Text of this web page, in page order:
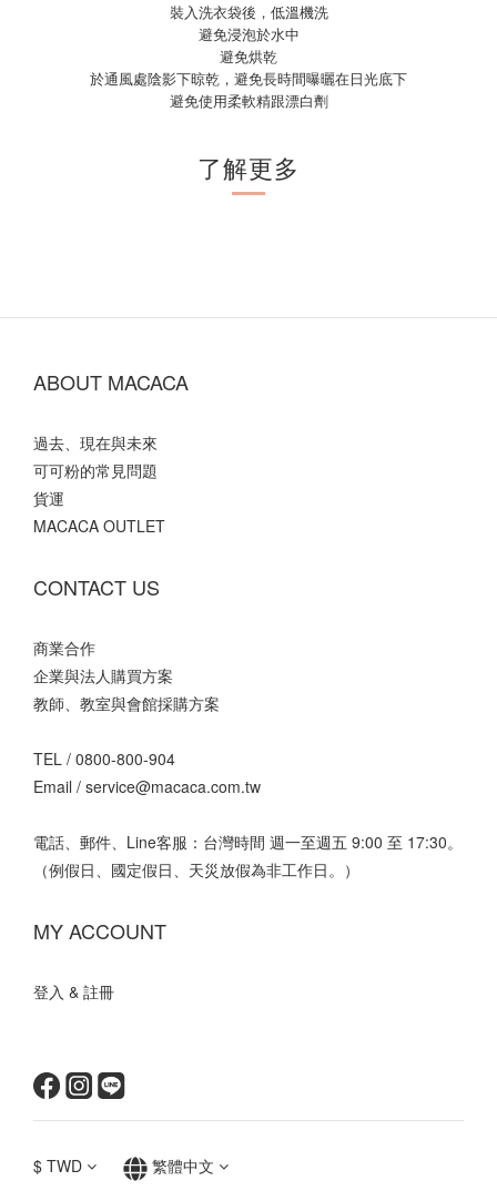
裝入洗衣袋後，低溫機洗
避免浸泡於水中
避免烘乾
於通風處陰影下晾乾，避免長時間曝曬在日光底下
避免使用柔軟精跟漂白劑
了解更多
ABOUT MACACA
過去、現在與未來
可可粉的常見問題
貨運
MACACA OUTLET
CONTACT US
商業合作
企業與法人購買方案
教師、教室與會館採購方案
TEL / 0800-800-904
Email / service@macaca.com.tw
電話、郵件、Line客服：台灣時間 週一至週五 9:00 至 17:30。
（例假日、國定假日、天災放假為非工作日。）
MY ACCOUNT
登入 & 註冊
$ TWD 繁體中文